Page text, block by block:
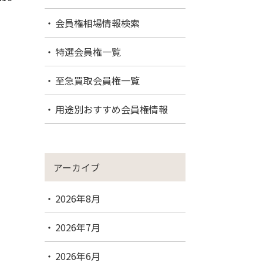
会員権相場情報検索
特選会員権一覧
至急買取会員権一覧
用途別おすすめ会員権情報
アーカイブ
2026年8月
2026年7月
2026年6月